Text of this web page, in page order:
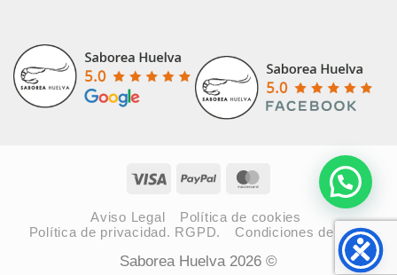
Visa PayPal MasterCard
Aviso Legal
Política de cookies
Política de privacidad. RGPD.
Condiciones de venta
Saborea Huelva 2026 ©